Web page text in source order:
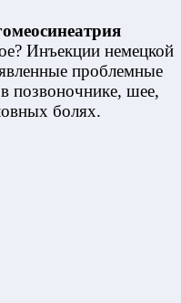
Инъекции немецкой
проблемные
позвоночнике, шее,
болях.